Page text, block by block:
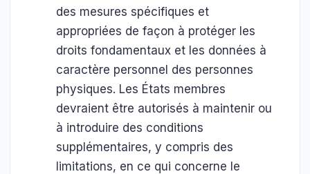
des mesures spécifiques et
appropriées de façon à protéger les
droits fondamentaux et les données à
caractère personnel des personnes
physiques. Les États membres
devraient être autorisés à maintenir ou
à introduire des conditions
supplémentaires, y compris des
limitations, en ce qui concerne le